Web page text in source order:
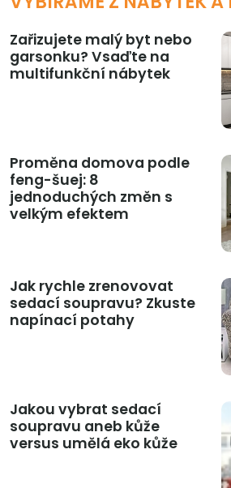
Zařizujete malý byt nebo
garsonku? Vsaďte na
multifunkční nábytek
Proměna domova podle
feng-šuej: 8
jednoduchých změn s
velkým efektem
Jak rychle zrenovovat
sedací soupravu? Zkuste
napínací potahy
Jakou vybrat sedací
soupravu aneb kůže
versus umělá eko kůže